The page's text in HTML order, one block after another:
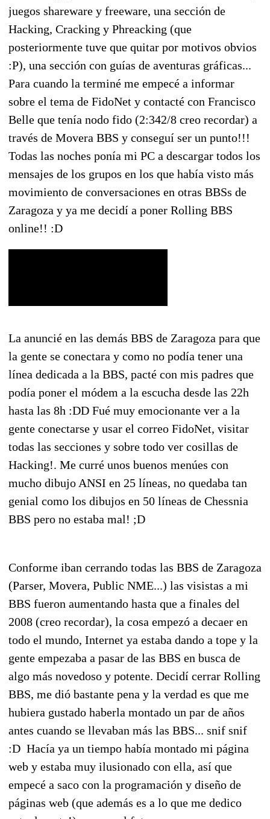
juegos shareware y freeware, una sección de
Hacking, Cracking y Phreacking (que
posteriormente tuve que quitar por motivos obvios
:P), una sección con guías de aventuras gráficas...
Para cuando la terminé me empecé a informar
sobre el tema de FidoNet y contacté con Francisco
Belle que tenía nodo fido (2:342/8 creo recordar) a
través de Movera BBS y conseguí ser un punto!!!
Todas las noches ponía mi PC a descargar todos los
mensajes de los grupos en los que había visto más
movimiento de conversaciones en otras BBSs de
Zaragoza y ya me decidí a poner Rolling BBS
online!! :D
La anuncié en las demás BBS de Zaragoza para que
la gente se conectara y como no podía tener una
línea dedicada a la BBS, pacté con mis padres que
podía poner el módem a la escucha desde las 22h
hasta las 8h :DD Fué muy emocionante ver a la
gente conectarse y usar el correo FidoNet, visitar
todas las secciones y sobre todo ver cosillas de
Hacking!. Me curré unos buenos menúes con
mucho dibujo ANSI en 25 líneas, no quedaba tan
genial como los dibujos en 50 líneas de Chessnia
BBS pero no estaba mal! ;D
Conforme iban cerrando todas las BBS de Zaragoza
(Parser, Movera, Public NME...) las visistas a mi
BBS fueron aumentando hasta que a finales del
2008 (creo recordar), la cosa empezó a decaer en
todo el mundo, Internet ya estaba dando a tope y la
gente empezaba a pasar de las BBS en busca de
algo más novedoso y potente. Decidí cerrar Rolling
BBS, me dió bastante pena y la verdad es que me
hubiera gustado haberla montado un par de años
antes cuando se llevaban más las BBS... snif snif
:D Hacía ya un tiempo había montado mi página
web y estaba muy ilusionado con ella, así que
empecé a saco con la programación y diseño de
páginas web (que además es a lo que me dedico